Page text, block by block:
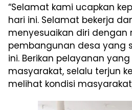
“Selamat kami ucapkan
hari ini. Selamat bekerja
menyesuaikan diri dengan
pembangunan desa yang
ini. Berikan pelayanan
masyarakat, selalu terjun
melihat kondisi